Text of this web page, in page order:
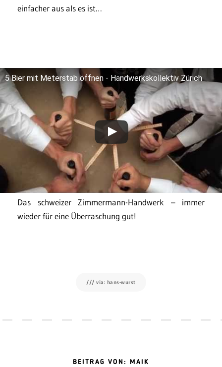
einfacher aus als es ist…
5 Bier mit Meterstab öffnen - Handwerkskollektiv Zürich
Das schweizer Zimmermann-Handwerk – immer
wieder für eine Überraschung gut!
/// via: hans-wurst
BEITRAG VON: MAIK